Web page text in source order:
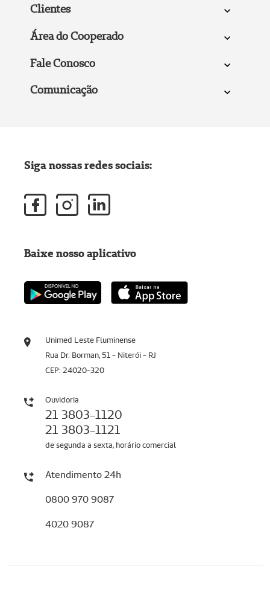
Clientes
Área do Cooperado
Fale Conosco
Comunicação
Unimed Leste Fluminense
Rua Dr. Borman, 51 - Niterói - RJ
CEP: 24020-320
Ouvidoria
21 3803-1120
21 3803-1121
de segunda a sexta, horário comercial
Atendimento 24h
0800 970 9087
4020 9087
Siga nossas redes sociais:
Baixe nosso aplicativo